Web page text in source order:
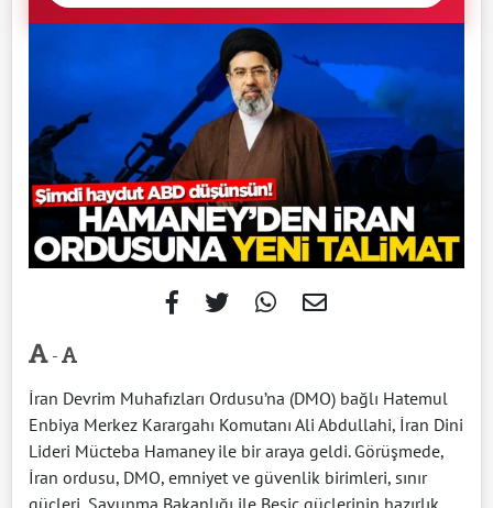
-
İran Devrim Muhafızları Ordusu’na (DMO) bağlı Hatemul
Enbiya Merkez Karargahı Komutanı Ali Abdullahi, İran Dini
Lideri Mücteba Hamaney ile bir araya geldi. Görüşmede,
İran ordusu, DMO, emniyet ve güvenlik birimleri, sınır
güçleri, Savunma Bakanlığı ile Besic güçlerinin hazırlık